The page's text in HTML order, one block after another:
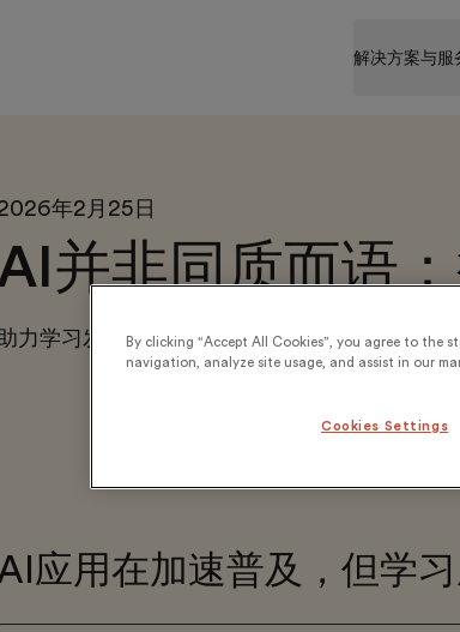
解决方案与服
年2月25日
并非同质而语
力学习发展(L&D)负责人有效利用AI打造高影
应用在加速普及，但学
By clicking “Accept All Cookies”, you agree to the
navigation, analyze site usage, and assist in our
Cookies Settings